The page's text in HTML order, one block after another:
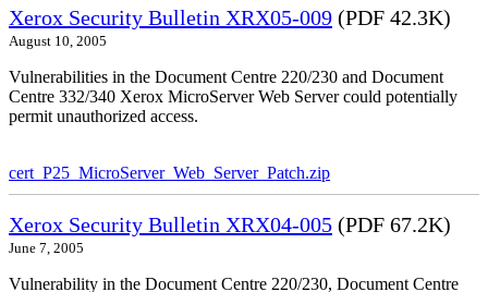
Xerox Security Bulletin XRX05-009 (PDF 42.3K)
August 10, 2005
Vulnerabilities in the Document Centre 220/230 and Document
Centre 332/340 Xerox MicroServer Web Server could potentially
permit unauthorized access.
cert_P25_MicroServer_Web_Server_Patch.zip
Xerox Security Bulletin XRX04-005 (PDF 67.2K)
June 7, 2005
Vulnerability in the Document Centre 220/230, Document Centre